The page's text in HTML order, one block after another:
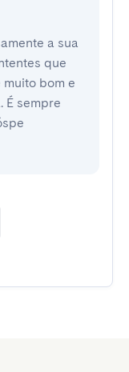
a sua
que
bom e
É sempre